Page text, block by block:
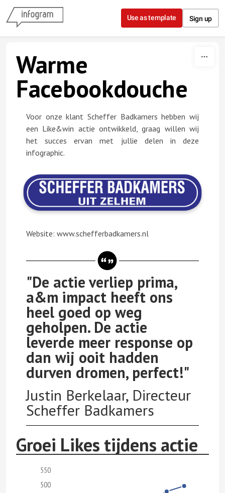
Skip to content
Use as template Sign up
Warme
Facebookdouche
Voor onze klant Scheffer Badkamers hebben wij
een Like&win actie ontwikkeld, graag willen wij
het succes ervan met jullie delen in deze
infographic.
Website: www.schefferbadkamers.nl
"De actie verliep prima,
a&m impact heeft ons
heel goed op weg
geholpen. De actie
leverde meer response op
dan wij ooit hadden
durven dromen, perfect!"
Justin Berkelaar, Directeur
Scheffer Badkamers
Groei Likes tijdens actie
500
550